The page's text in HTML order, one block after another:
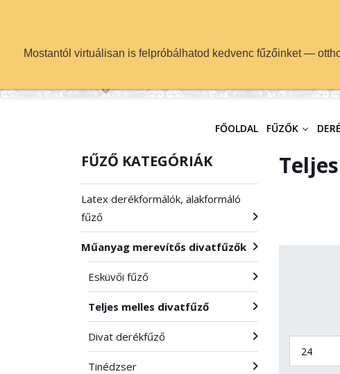
FŐOLDAL FŰZŐK
FŰZŐ KATEGÓRIÁK
Latex derékformálók, alakformáló
fűző
Műanyag merevítős divatfűzők
Esküvői fűző
Teljes melles divatfűző
Divat derékfűző
Tinédzser
Mostantól virtuálisan is felpróbálhatod kedvenc fűzőinket —